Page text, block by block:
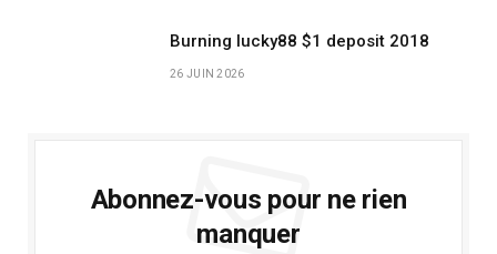
Burning lucky88 $1 deposit 2018
26 JUIN 2026
Abonnez-vous pour ne rien
manquer